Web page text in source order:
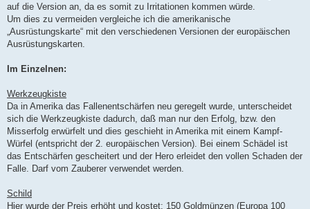
auf die Version an, da es somit zu Irritationen kommen würde.
Um dies zu vermeiden vergleiche ich die amerikanische
„Ausrüstungskarte“ mit den verschiedenen Versionen der europäischen
Ausrüstungskarten.
Im Einzelnen:
Werkzeugkiste
Da in Amerika das Fallenentschärfen neu geregelt wurde, unterscheidet
sich die Werkzeugkiste dadurch, daß man nur den Erfolg, bzw. den
Misserfolg erwürfelt und dies geschieht in Amerika mit einem Kampf-
Würfel (entspricht der 2. europäischen Version). Bei einem Schädel ist
das Entschärfen gescheitert und der Hero erleidet den vollen Schaden der
Falle. Darf vom Zauberer verwendet werden.
Schild
Hier wurde der Preis erhöht und kostet: 150 Goldmünzen (Europa 100